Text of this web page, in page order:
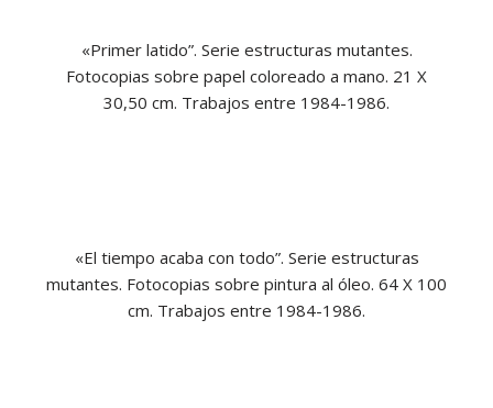
«Primer latido”. Serie estructuras mutantes.
Fotocopias sobre papel coloreado a mano. 21 X
30,50 cm. Trabajos entre 1984-1986.
«El tiempo acaba con todo”. Serie estructuras
mutantes. Fotocopias sobre pintura al óleo. 64 X 100
cm. Trabajos entre 1984-1986.